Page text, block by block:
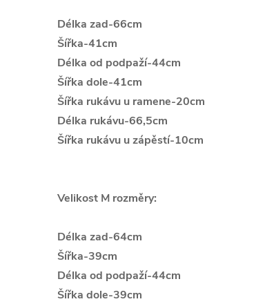
Délka zad-66cm
Šířka-41cm
Délka od podpaží-44cm
Šířka dole-41cm
Šířka rukávu u ramene-20cm
Délka rukávu-66,5cm
Šířka rukávu u zápěstí-10cm
Velikost M rozměry:
Délka zad-64cm
Šířka-39cm
Délka od podpaží-44cm
Šířka dole-39cm